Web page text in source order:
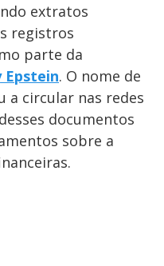
extratos
registros
parte da
Epstein. O nome de
a circular nas redes
documentos
sobre a